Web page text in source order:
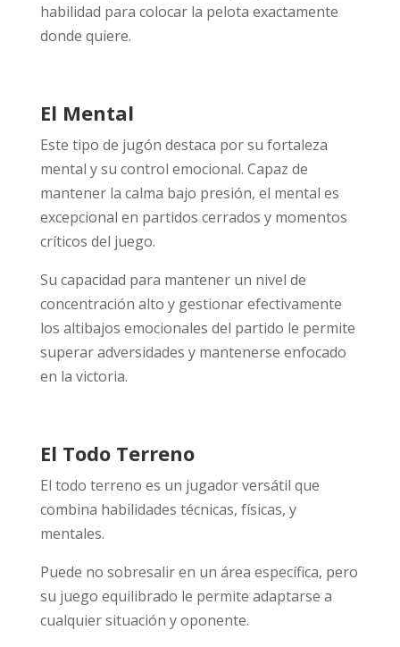
habilidad para colocar la pelota exactamente
donde quiere.
El Mental
Este tipo de jugón destaca por su fortaleza
mental y su control emocional. Capaz de
mantener la calma bajo presión, el mental es
excepcional en partidos cerrados y momentos
críticos del juego.
Su capacidad para mantener un nivel de
concentración alto y gestionar efectivamente
los altibajos emocionales del partido le permite
superar adversidades y mantenerse enfocado
en la victoria.
El Todo Terreno
El todo terreno es un jugador versátil que
combina habilidades técnicas, físicas, y
mentales.
Puede no sobresalir en un área específica, pero
su juego equilibrado le permite adaptarse a
cualquier situación y oponente.